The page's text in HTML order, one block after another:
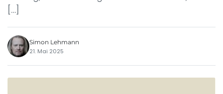
[…]
Simon Lehmann
21. Mai 2025